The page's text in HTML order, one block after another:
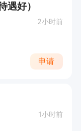
遇好）
2小时前
申请
1小时前